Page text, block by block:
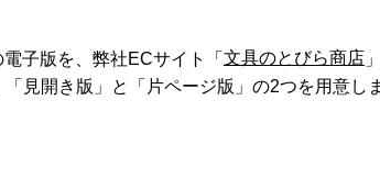
子版を、弊社ECサイト「 文具のとびら商店
見開き版」と「片ページ版」の2つを用意し